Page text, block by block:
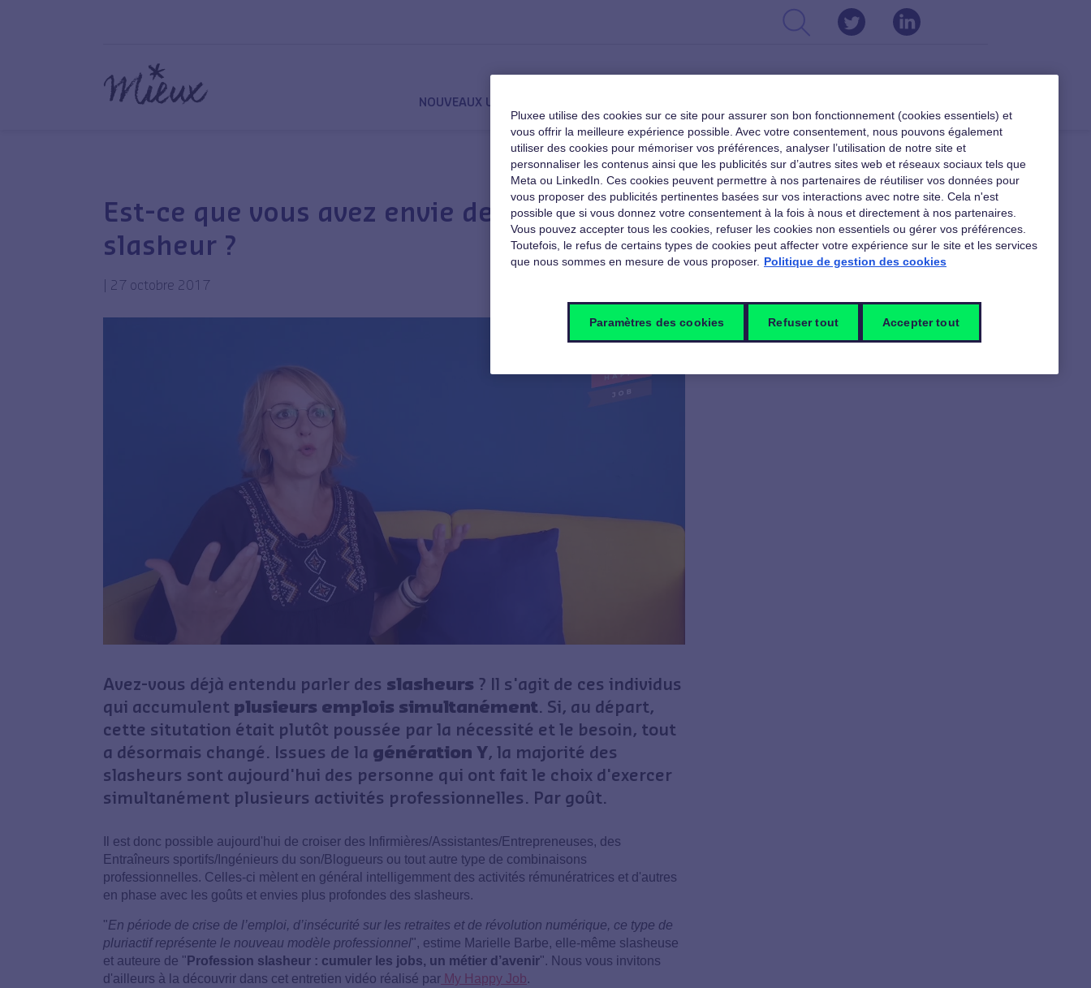
NOUVEAUX USAGES
Est-ce que vous avez envie de devenir
slasheur ?
27 octobre 2017
Avez-vous déjà entendu parler des slasheurs ? Il s'agit de ces individus
qui accumulent plusieurs emplois simultanément. Si, au départ,
cette situtation était plutôt poussée par la nécessité et le besoin, tout
a désormais changé. Issues de la génération Y, la majorité des
slasheurs sont aujourd'hui des personne qui ont fait le choix d'exercer
simultanément plusieurs activités professionnelles. Par goût.
Il est donc possible aujourd'hui de croiser des Infirmières/Assistantes/Entrepreneuses, des
Entraîneurs sportifs/Ingénieurs du son/Blogueurs ou tout autre type de combinaisons
professionnelles. Celles-ci mèlent en général intelligemment des activités rémunératrices et d'autres
en phase avec les goûts et envies plus profondes des slasheurs.
"En période de crise de l’emploi, d’insécurité sur les retraites et de révolution numérique, ce type de
pluriactif représente le nouveau modèle professionnel", estime Marielle Barbe, elle-même slasheuse
et auteure de " Profession slasheur : cumuler les jobs, un métier d’avenir". Nous vous invitons
d'ailleurs à la découvrir dans cet entretien vidéo réalisé par My Happy Job.
Pluxee utilise des cookies sur ce site pour assurer son bon fonctionnement (cookies essentiels) et
vous offrir la meilleure expérience possible. Avec votre consentement, nous pouvons également
utiliser des cookies pour mémoriser vos préférences, analyser l’utilisation de notre site et
personnaliser les contenus ainsi que les publicités sur d’autres sites web et réseaux sociaux tels que
Meta ou LinkedIn. Ces cookies peuvent permettre à nos partenaires de réutiliser vos données pour
vous proposer des publicités pertinentes basées sur vos interactions avec notre site. Cela n'est
possible que si vous donnez votre consentement à la fois à nous et directement à nos partenaires.
Vous pouvez accepter tous les cookies, refuser les cookies non essentiels ou gérer vos préférences.
Toutefois, le refus de certains types de cookies peut affecter votre expérience sur le site et les services
que nous sommes en mesure de vous proposer. Politique de gestion des cookies
Paramètres des cookies Refuser tout Accepter tout